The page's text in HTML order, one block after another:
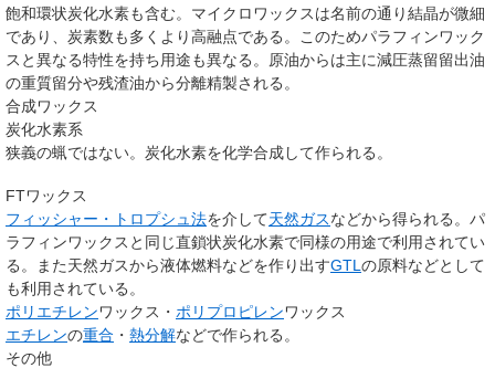
飽和環状炭化水素も含む。マイクロワックスは名前の通り結晶が微細
であり、炭素数も多くより高融点である。このためパラフィンワック
スと異なる特性を持ち用途も異なる。原油からは主に減圧蒸留留出油
の重質留分や残渣油から分離精製される。
合成ワックス
炭化水素系
狭義の蝋ではない。炭化水素を化学合成して作られる。
FTワックス
フィッシャー・トロプシュ法を介して天然ガスなどから得られる。パ
ラフィンワックスと同じ直鎖状炭化水素で同様の用途で利用されてい
る。また天然ガスから液体燃料などを作り出すGTLの原料などとして
も利用されている。
ポリエチレンワックス・ ポリプロピレンワックス
エチレンの重合 ・ 熱分解などで作られる。
その他